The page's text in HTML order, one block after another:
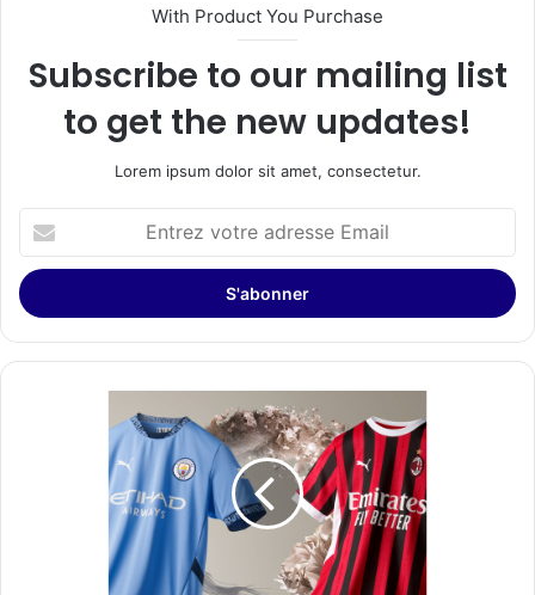
With Product You Purchase
Subscribe to our mailing list
to get the new updates!
Lorem ipsum dolor sit amet, consectetur.
votre
adresse
Email